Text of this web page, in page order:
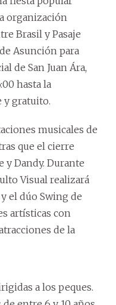
organización
Brasil y Pasaje
Asunción para
de San Juan Ára,
hasta la
y gratuito.
musicales de
que el cierre
y Dandy. Durante
Visual realizará
el dúo Swing de
artísticas con
de la
a los peques.